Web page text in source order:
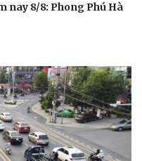
nay 8/8: Phong Phú Hà